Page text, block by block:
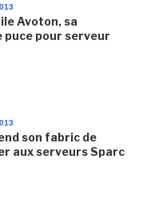
Avoton, sa
puce pour serveur
son fabric de
aux serveurs Sparc